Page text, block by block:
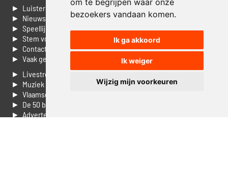
om te begrijpen waar onze
bezoekers vandaan komen.
Ik ga akkoord
Ik weiger
Wijzig mijn voorkeuren
► Luisteren naar Jouwradio
► Nieuws
► Speellijst
► Stem voor de Dag top 3
► Contacteer ons
► Vaak gestelde vragen
► Livestream informatie
► Muziek opzoeken
► Vlaamse 100 Aller tijden
► De 50 beste van...
► Adverteren op Jouwradio